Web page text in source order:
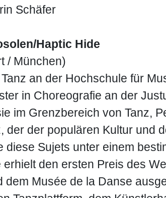
Schäfer
Haptic Hide
/ München)
an der Hochschule für
in Choreografie an der
im Grenzbereich von Tanz,
der der populären Kultur und
diese Sujets unter einem
erhielt den ersten Preis des
dem Musée de la Danse